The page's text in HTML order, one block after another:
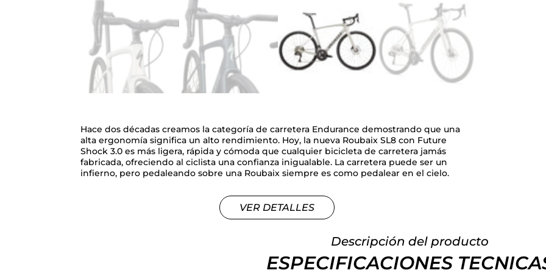
Hace dos décadas creamos la categoría de carretera Endurance demostrando que una
alta ergonomía significa un alto rendimiento. Hoy, la nueva Roubaix SL8 con Future
Shock 3.0 es más ligera, rápida y cómoda que cualquier bicicleta de carretera jamás
fabricada, ofreciendo al ciclista una confianza inigualable. La carretera puede ser un
infierno, pero pedaleando sobre una Roubaix siempre es como pedalear en el cielo.
VER DETALLES
Descripción del producto
ESPECIFICACIONES